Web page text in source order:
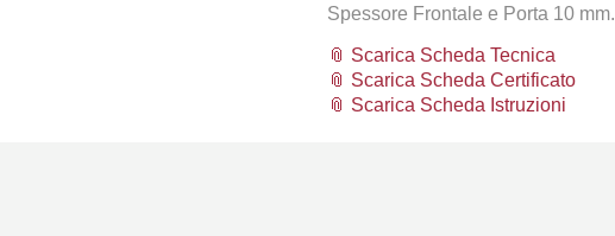
Spessore Frontale e Porta 10 mm.
📎 Scarica Scheda Tecnica
📎 Scarica Scheda Certificato
📎 Scarica Scheda Istruzioni